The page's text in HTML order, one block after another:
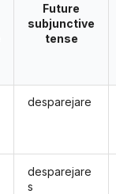
Future
subjunctive
tense
desparejare
desparejare
s